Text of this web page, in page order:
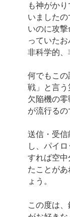
も神がか
いました
いのに攻
っていた
非科学的、
何でもこの
戦」と言う
欠陥機の
が流行るの
送信・受
し、パイ
すれば空中
たことが
ょう。
この度は